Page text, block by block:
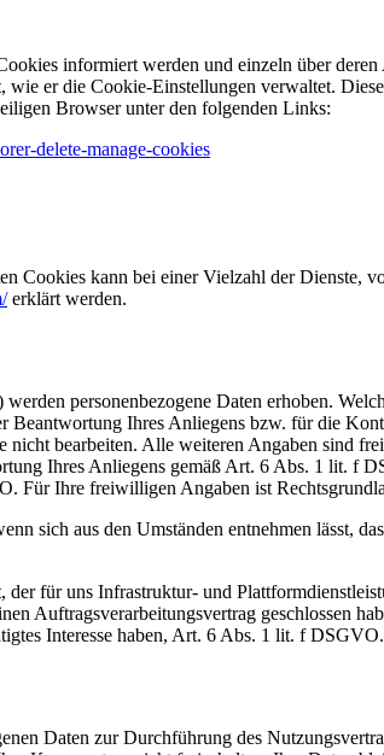
informiert werden und einzeln über
er die Cookie-Einstellungen verwaltet.
Browser unter den folgenden Links:
delete-manage-cookies
Cookies kann bei einer Vielzahl der Dienste,
erklärt werden.
personenbezogene Daten erhoben.
Ihres Anliegens bzw. für die
nicht bearbeiten. Alle weiteren Angaben sind
Ihres Anliegens gemäß Art. 6 Abs. 1 lit. f
Für Ihre freiwilligen Angaben ist
sich aus den Umständen entnehmen lässt,
für uns Infrastruktur- und
Auftragsverarbeitungsvertrag geschlossen
Interesse haben, Art. 6 Abs. 1 lit. f DSGVO.
Daten zur Durchführung des